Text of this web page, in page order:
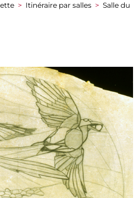
> Itinéraire par salles > Salle du